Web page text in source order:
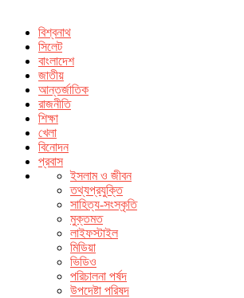
বিশ্বনাথ
সিলেট
বাংলাদেশ
জাতীয়
আন্তর্জাতিক
রাজনীতি
শিক্ষা
খেলা
বিনোদন
প্রবাস
ইসলাম ও জীবন
তথ্যপ্রযুক্তি
সাহিত্য-সংস্কৃতি
মুক্তমত
লাইফস্টাইল
মিডিয়া
ভিডিও
পরিচালনা পর্ষদ
উপদেষ্টা পরিষদ